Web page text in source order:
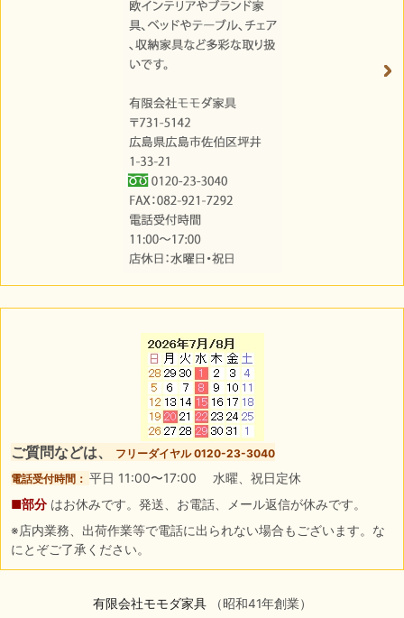
ご質問などは、
フリーダイヤル 0120-23-3040
電話受付時間： 平日 11:00〜17:00 水曜、祝日定休
■部分 はお休みです。発送、お電話、メール返信が休みです。
※店内業務、出荷作業等で電話に出られない場合もございます。な
にとぞご了承ください。
有限会社モモダ家具（昭和41年創業）